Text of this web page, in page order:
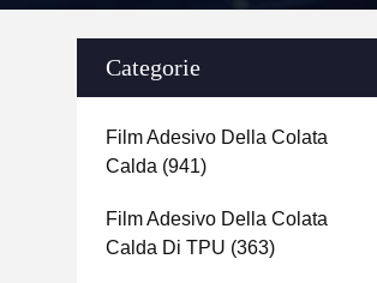
Categorie
Film Adesivo Della Colata
Calda (941)
Film Adesivo Della Colata
Calda Di TPU (363)